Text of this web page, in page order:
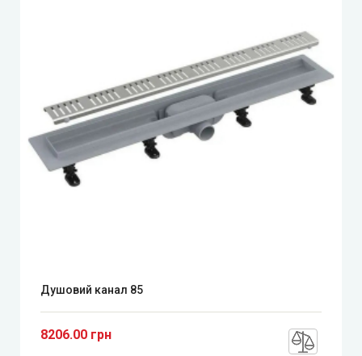
Душовий канал 85
8206.00 грн